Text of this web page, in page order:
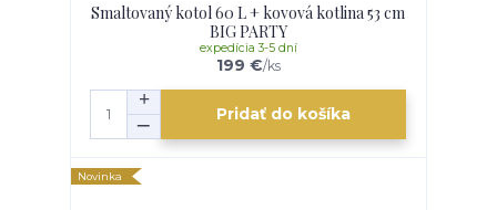
Smaltovaný kotol 60 L + kovová kotlina 53 cm
BIG PARTY
199 €/ks
expedícia 3-5 dní
Pridať do košíka
Novinka